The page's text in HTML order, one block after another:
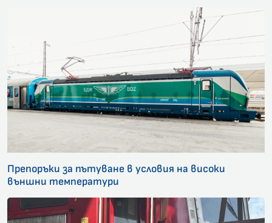
Препоръки за пътуване в условия на високи
външни температури